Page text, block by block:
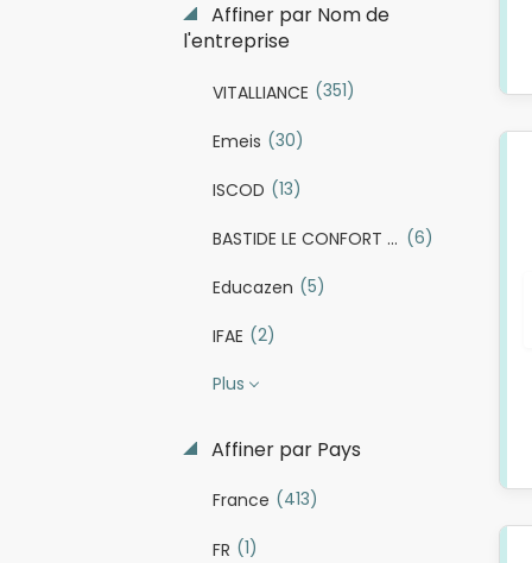
Affiner par Nom de
l'entreprise
VITALLIANCE (351)
Emeis (30)
ISCOD (13)
BASTIDE LE CONFORT MEDICAL (6)
Educazen (5)
IFAE (2)
Plus
Affiner par Pays
France (413)
FR (1)